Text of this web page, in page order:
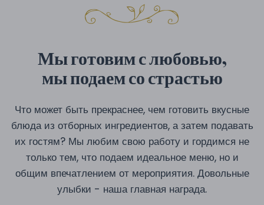
Мы готовим с любовью,
мы подаем со страстью
Что может быть прекраснее, чем готовить вкусные
блюда из отборных ингредиентов, а затем подавать
их гостям? Мы любим свою работу и гордимся не
только тем, что подаем идеальное меню, но и
общим впечатлением от мероприятия. Довольные
улыбки - наша главная награда.